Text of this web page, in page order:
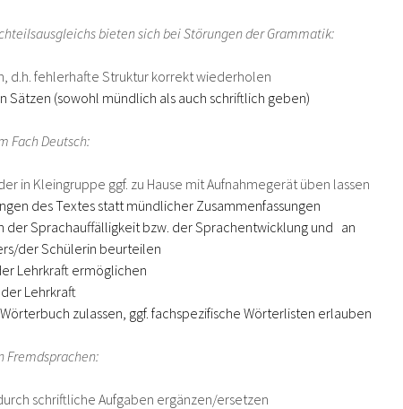
bieten sich beiStörungen der Grammatik:
d.h. fehlerhafte Struktur korrekt wiederholen
Sätzen (sowohl mündlich als auch schriftlich geben)
Fach Deutsch:
in Kleingruppe ggf. zu Hause mit Aufnahmegerät üben lassen
des Textes statt mündlicher Zusammenfassungen
der Sprachauffälligkeit bzw. der Sprachentwicklung und an
der Schülerin beurteilen
Lehrkraft ermöglichen
Lehrkraft
zulassen, ggf. fachspezifische Wörterlisten erlauben
Fremdsprachen:
schriftliche Aufgaben ergänzen/ersetzen